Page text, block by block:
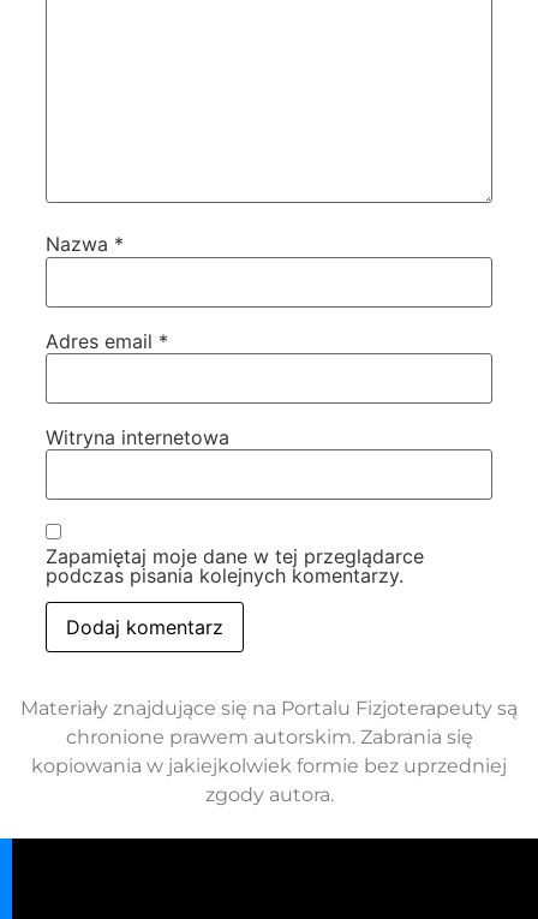
Nazwa *
Adres email *
Witryna internetowa
Zapamiętaj moje dane w tej przeglądarce
podczas pisania kolejnych komentarzy.
Materiały znajdujące się na Portalu Fizjoterapeuty są
chronione prawem autorskim. Zabrania się
kopiowania w jakiejkolwiek formie bez uprzedniej
zgody autora.